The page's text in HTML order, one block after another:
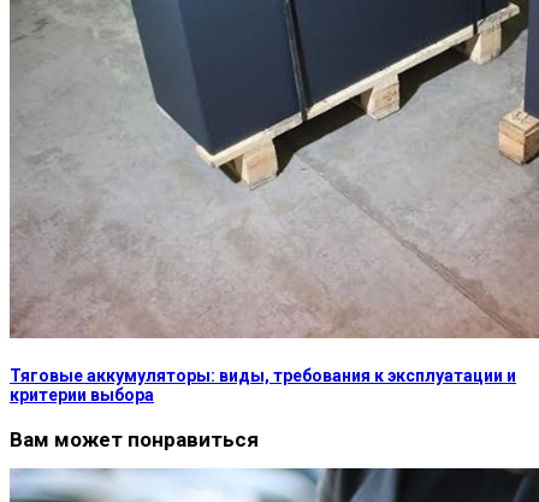
Тяговые аккумуляторы: виды, требования к эксплуатации и
критерии выбора
Вам может понравиться